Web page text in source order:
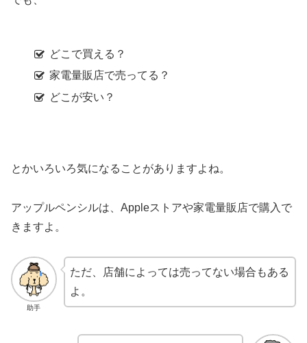
どこで買える？
家電量販店で売ってる？
どこが安い？
とかいろいろ気になることがありますよね。
アップルペンシルは、Appleストアや家電量販店で購入で
きますよ。
助手
ただ、店舗によっては売ってない場合もある
よ。